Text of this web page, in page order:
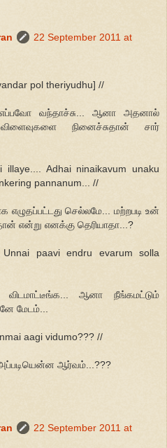
22 September 2011 at
pol theriyudhu] //
வந்தாச்சு... ஆனா அதனால்
நினைச்சுதான் சார்
Adhai ninaikavum unaku
pannanum... //
செல்லமே... மற்றபடி உன்
என்று எனக்கு தெரியாதா...?
paavi endru evarum solla
விடமாட்டீங்க... ஆனா நீங்கமட்டும்
மேடம்...
aagi vidumo??? //
அப்படியென்ன ஆர்வம்...???
22 September 2011 at